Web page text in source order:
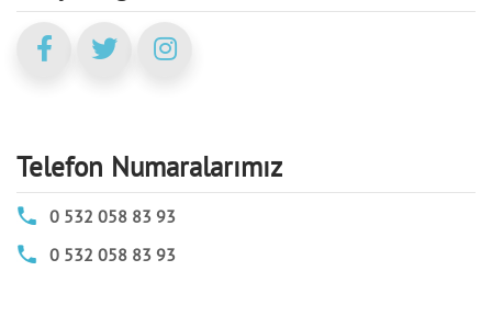
Telefon Numaralarımız
0 532 058 83 93
0 532 058 83 93